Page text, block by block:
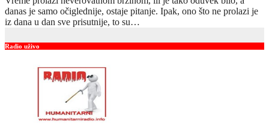
danas je samo očiglednije, ostaje pitanje. Ipak, ono što ne prolazi je
iz dana u dan sve prisutnije, to su…
Radio uživo